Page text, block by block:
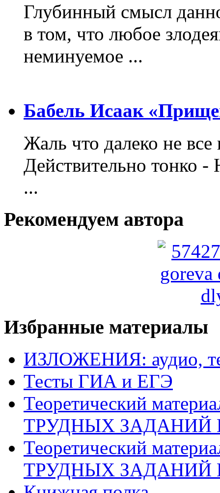
Глубинный смысл
в том, что любое
неминуемое ...
Бабель Исаак
Жаль что далеко не
Действительно тонко
...
Рекомендуем автора
Избранные материалы
ИЗЛОЖЕНИЯ: аудио,
Тесты ГИА и ЕГЭ
Теоретический
ТРУДНЫХ ЗАДАНИЙ
Теоретический
ТРУДНЫХ ЗАДАНИЙ